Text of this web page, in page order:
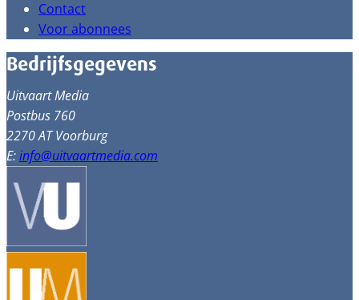
Contact
Voor abonnees
Bedrijfsgegevens
Uitvaart Media
Postbus 760
2270 AT Voorburg
E:info@uitvaartmedia.com